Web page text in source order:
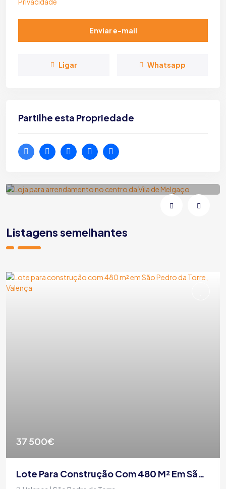
Enviar e-mail
Ligar Whatsapp
Partilhe esta Propriedade
Loja para arrendamento no centro da
Vila de Melgaço
Listagens semelhantes
37 500€
Lote Para Construção Com 480 M² Em São Pedro Da Torre, Valença